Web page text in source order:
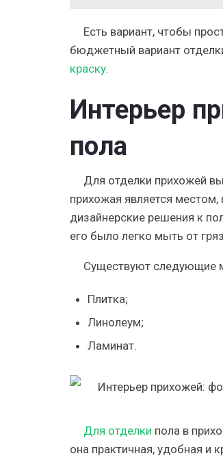
Есть вариант, чтобы
бюджетный вариант
краску.
Интерьер
пола
Для отделки прихожей
прихожая является
дизайнерские решения к
его было легко мыть от
Существуют следующие
Плитка;
Линолеум;
Ламинат.
Для отделки пола в
она практичная, удобная и